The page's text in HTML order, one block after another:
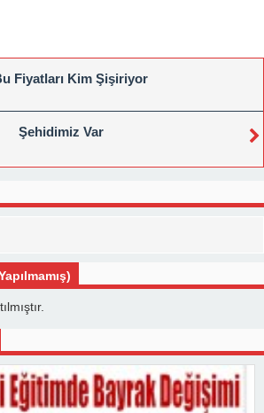
Fiyatları Kim Şişiriyor
Şehidimiz Var